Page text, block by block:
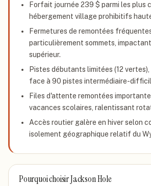
Forfait journée 239 $ parmi les plus
hébergement village prohibitifs
Fermetures de remontées
particulièrement sommets,
supérieur.
Pistes débutants limitées (12
face à 90 pistes intermédiaire-
Files d'attente remontées
vacances scolaires, ralentissant
Accès routier galère en hiver selon
isolement géographique relatif du
Pourquoi choisirJackson Hole